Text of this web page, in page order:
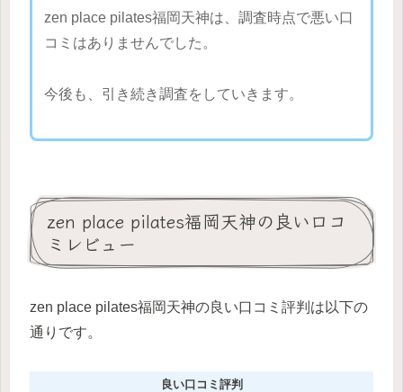
zen place pilates福岡天神は、調査時点で悪い口
コミはありませんでした。
今後も、引き続き調査をしていきます。
zen place pilates福岡天神の良い口コ
ミレビュー
zen place pilates福岡天神の良い口コミ評判は以下の
通りです。
良い口コミ評判